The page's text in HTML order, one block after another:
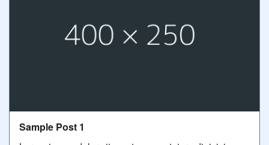
Sample Post 1